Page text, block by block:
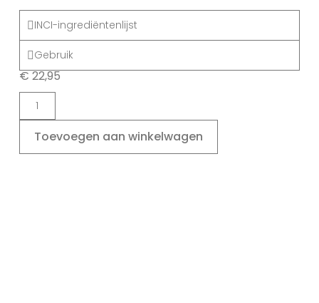
INCI-ingrediëntenlijst
Gebruik
€22,95
Toevoegen aan winkelwagen